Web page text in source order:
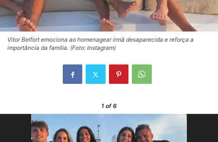
Vitor Belfort emociona ao homenagear irmã desaparecida e reforça a
importância da família. (Foto: Instagram)
1 of 6